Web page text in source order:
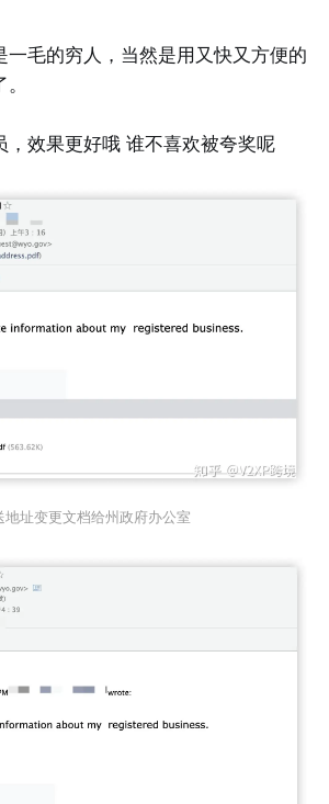
一毛的穷人，当然是用又快又方便的
，效果更好哦 谁不喜欢被夸奖呢
地址变更文档给州政府办公室